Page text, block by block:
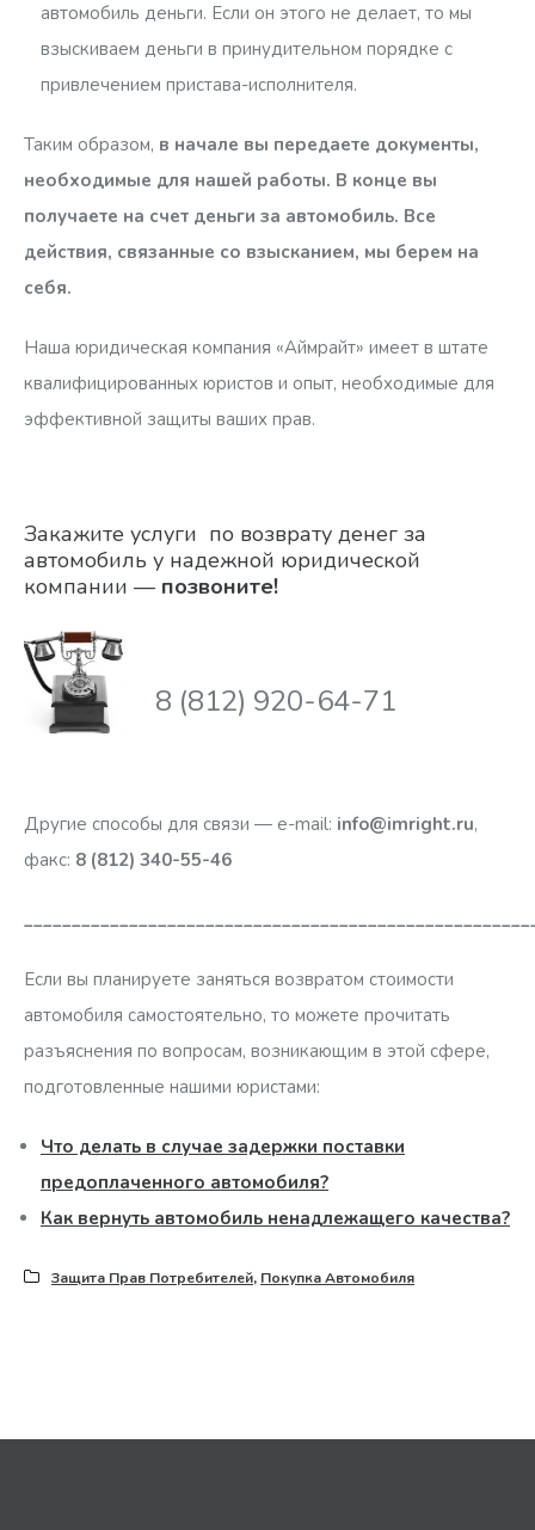
автомобиль деньги. Если он этого не делает, то мы
взыскиваем деньги в принудительном порядке с
привлечением пристава-исполнителя.
Таким образом, в начале вы передаете документы,
необходимые для нашей работы. В конце вы
получаете на счет деньги за автомобиль. Все
действия, связанные со взысканием, мы берем на
себя.
Наша юридическая компания «Аймрайт» имеет в штате
квалифицированных юристов и опыт, необходимые для
эффективной защиты ваших прав.
Закажите услуги по возврату денег за
автомобиль у надежной юридической
компании — позвоните!
8 (812) 920-64-71
Другие способы для связи — e-mail: info@imright.ru,
факс: 8 (812) 340-55-46
Если вы планируете заняться возвратом стоимости
автомобиля самостоятельно, то можете прочитать
разъяснения по вопросам, возникающим в этой сфере,
подготовленные нашими юристами:
Что делать в случае задержки поставки
предоплаченного автомобиля?
Как вернуть автомобиль ненадлежащего качества?
Защита Прав Потребителей, Покупка Автомобиля